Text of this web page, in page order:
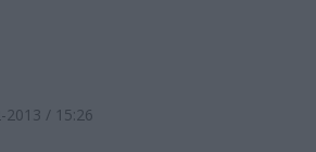
2013 / 15:26